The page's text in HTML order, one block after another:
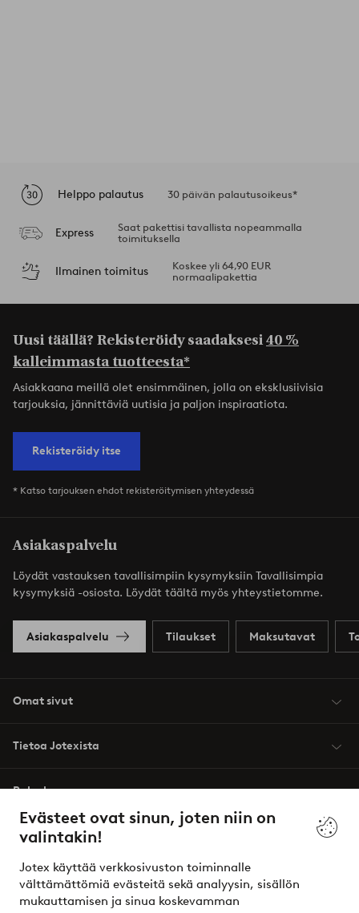
Evästeet ovat sinun, joten niin on
valintakin!
Jotex käyttää verkkosivuston toiminnalle
välttämättömiä evästeitä sekä analyysin, sisällön
mukauttamisen ja sinua koskevamman
Helppo palautus 30 päivän palautusoikeus*
Express
Saat pakettisi tavallista nopeammalla
toimituksella
Ilmainen toimitus
Koskee yli 64,90 EUR
normaalipakettia
Uusi täällä? Rekisteröidy saadaksesi40 %
kalleimmasta tuotteesta*
Asiakkaana meillä olet ensimmäinen, jolla on eksklusiivisia
tarjouksia, jännittäviä uutisia ja paljon inspiraatiota.
Rekisteröidy itse
* Katso tarjouksen ehdot rekisteröitymisen yhteydessä
Asiakaspalvelu
Löydät vastauksen tavallisimpiin kysymyksiin Tavallisimpia
kysymyksiä -osiosta. Löydät täältä myös yhteystietomme.
Asiakaspalvelu Tilaukset Maksutavat
Omat sivut
Tietoa Jotexista
Palvelumme
Ehdot
Ystävät